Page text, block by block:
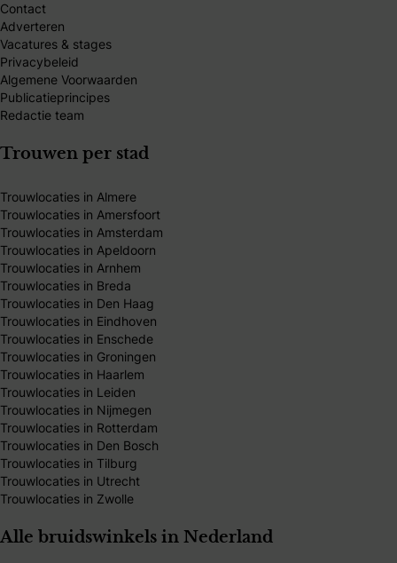
Contact
Adverteren
Vacatures & stages
Privacybeleid
Algemene Voorwaarden
Publicatieprincipes
Redactie team
Trouwen per stad
Trouwlocaties in Almere
Trouwlocaties in Amersfoort
Trouwlocaties in Amsterdam
Trouwlocaties in Apeldoorn
Trouwlocaties in Arnhem
Trouwlocaties in Breda
Trouwlocaties in Den Haag
Trouwlocaties in Eindhoven
Trouwlocaties in Enschede
Trouwlocaties in Groningen
Trouwlocaties in Haarlem
Trouwlocaties in Leiden
Trouwlocaties in Nijmegen
Trouwlocaties in Rotterdam
Trouwlocaties in Den Bosch
Trouwlocaties in Tilburg
Trouwlocaties in Utrecht
Trouwlocaties in Zwolle
Alle bruidswinkels in Nederland